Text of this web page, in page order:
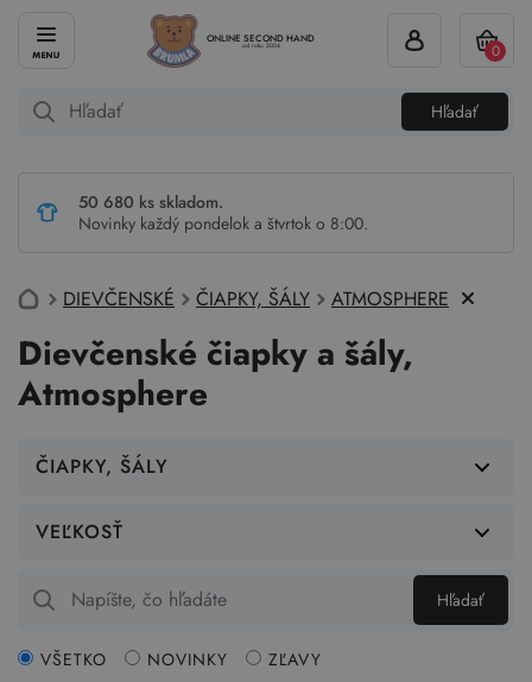
ONLINE SECOND HAND
od roku 2004
Hľadať
0
50 680 ks skladom.
Novinky každý pondelok a štvrtok o 8:00.
DIEVČENSKÉ ČIAPKY, ŠÁLY ATMOSPHERE
Dievčenské čiapky a šály,
Atmosphere
ČIAPKY, ŠÁLY
VEĽKOSŤ
Hľadať
VŠETKO NOVINKY ZĽAVY